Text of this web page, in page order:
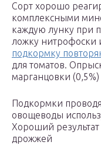
Сорт хорошо
комплексными
каждую лунку при
ложку нитрофоски
подкормку
для томатов.
марганцовки
Подкормки
овощеводы
Хороший
дрожжей